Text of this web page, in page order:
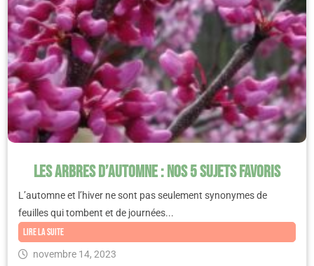
Les arbres d’automne : Nos 5 sujets favoris
L’automne et l’hiver ne sont pas seulement synonymes de
feuilles qui tombent et de journées...
Lire la suite
novembre 14, 2023